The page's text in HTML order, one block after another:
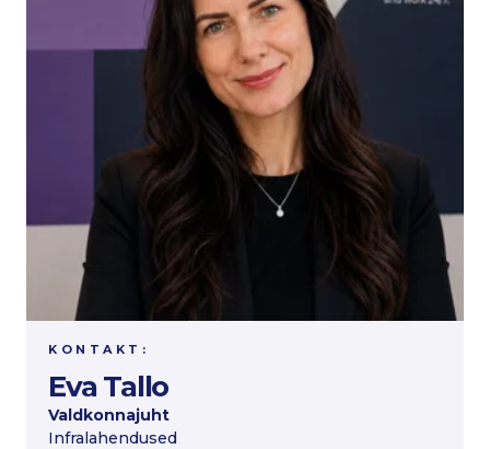
KONTAKT:
Eva Tallo
Valdkonnajuht
Infralahendused